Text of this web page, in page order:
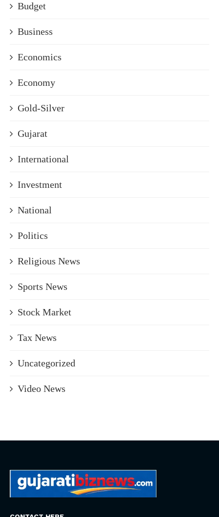
Budget
Business
Economics
Economy
Gold-Silver
Gujarat
International
Investment
National
Politics
Religious News
Sports News
Stock Market
Tax News
Uncategorized
Video News